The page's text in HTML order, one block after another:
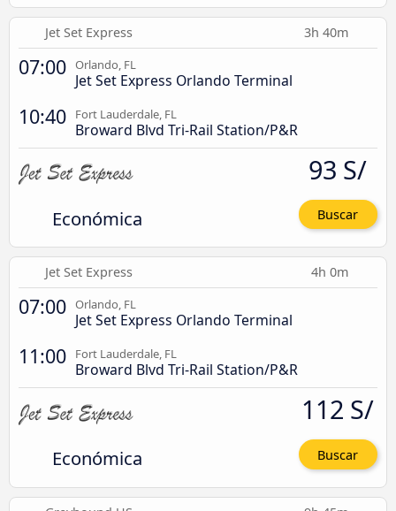
Jet Set Express 3h 40m
07:00 Orlando, FL
Jet Set Express Orlando Terminal
10:40 Fort Lauderdale, FL
Broward Blvd Tri-Rail Station/P&R
Económica
93 S/
Buscar
Jet Set Express 4h 0m
07:00 Orlando, FL
Jet Set Express Orlando Terminal
11:00 Fort Lauderdale, FL
Broward Blvd Tri-Rail Station/P&R
Económica
112 S/
Buscar